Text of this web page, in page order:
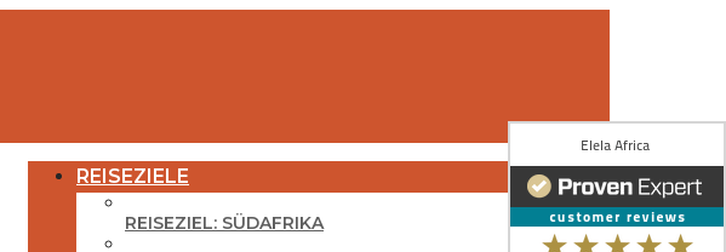
REISEZIELE
REISEZIEL: SÜDAFRIKA